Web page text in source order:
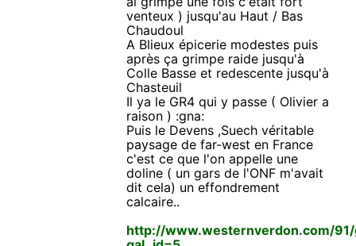
venteux ) jusqu'au Haut / Bas
Chaudoul
A Blieux épicerie modestes puis
après ça grimpe raide jusqu'à
Colle Basse et redescente jusqu'à
Chasteuil
Il ya le GR4 qui y passe ( Olivier a
raison ) :gna:
Puis le Devens ,Suech véritable
paysage de far-west en France
c'est ce que l'on appelle une
doline ( un gars de l'ONF m'avait
dit cela) un effondrement
calcaire..
http://www.westernverdon.com/